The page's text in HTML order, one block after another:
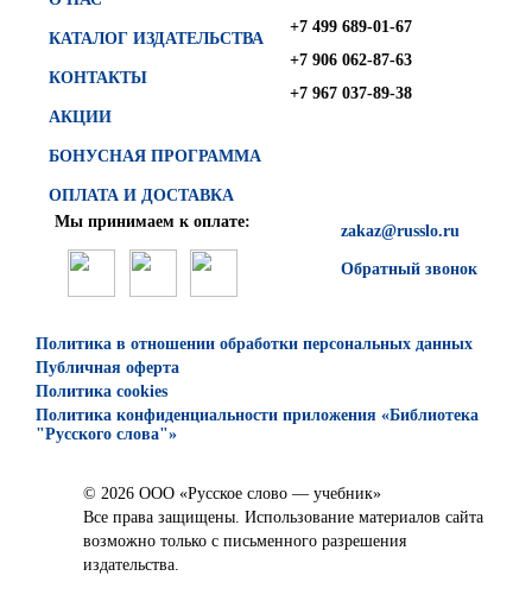
КАТАЛОГ ИЗДАТЕЛЬСТВА
КОНТАКТЫ
АКЦИИ
БОНУСНАЯ ПРОГРАММА
ОПЛАТА И ДОСТАВКА
+7 499 689-01-67
+7 906 062-87-63
+7 967 037-89-38
zakaz@russlo.ru
Обратный звонок
Мы принимаем к оплате:
Политика в отношении обработки персональных данных
Публичная оферта
Политика cookies
Политика конфиденциальности приложения «Библиотека
"Русского слова"»
© 2026 ООО «Русское слово — учебник»
Все права защищены. Использование материалов сайта
возможно только с письменного разрешения
издательства.